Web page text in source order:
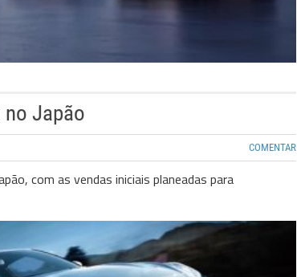
no Japão
COMENTAR
com as vendas iniciais planeadas para